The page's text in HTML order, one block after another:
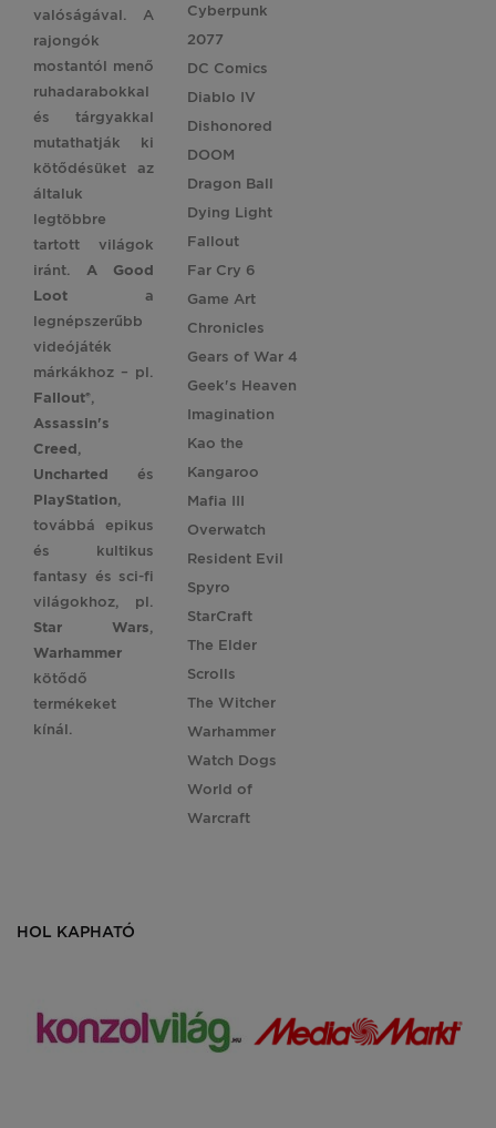
valóságával. A
rajongók
mostantól menő
ruhadarabokkal
és tárgyakkal
mutathatják ki
kötődésüket az
általuk
legtöbbre
tartott világok
iránt.A Good
Loot a
legnépszerűbb
videójáték
márkákhoz – pl.
Fallout®,
Assassin's
Creed,
Uncharted és
PlayStation,
továbbá epikus
és kultikus
fantasy és sci-fi
világokhoz, pl.
Star
Wars,
Warhammer
kötődő
termékeket
kínál.
Cyberpunk
2077
DC Comics
Diablo IV
Dishonored
DOOM
Dragon Ball
Dying Light
Fallout
Far Cry 6
Game Art
Chronicles
Gears of War 4
Geek's Heaven
Imagination
Kao the
Kangaroo
Mafia III
Overwatch
Resident Evil
Spyro
StarCraft
The Elder
Scrolls
The Witcher
Warhammer
Watch Dogs
World of
Warcraft
HOL KAPHATÓ